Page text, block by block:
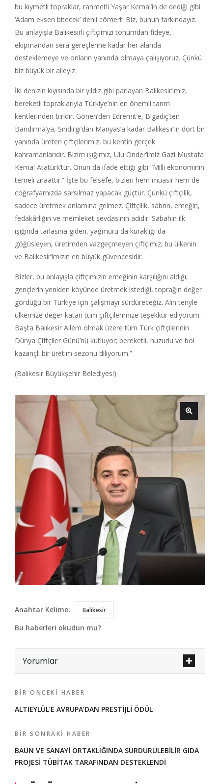
bu kıymetli topraklar, rahmetli Yaşar Kemal’in de dediği gibi
‘Adam eksen bitecek’ denli cömert. Biz, bunun farkındayız.
Bu anlayışla Balıkesirli çiftçimizi tohumdan fideye,
ekipmandan sera gereçlerine kadar her alanda
desteklemeye ve onların yanında olmaya çalışıyoruz. Çünkü
biz büyük bir aileyiz.
İki denizin kıyısında bir yıldız gibi parlayan Balıkesir’imiz,
bereketli topraklarıyla Türkiye’nin en önemli tarım
kentlerinden biridir. Gönen’den Edremit’e, Bigadiç’ten
Bandırma’ya, Sındırgı’dan Manyas’a kadar Balıkesir’in dört bir
yanında üreten çiftçilerimiz, bu kentin gerçek
kahramanlarıdır. Bizim ışığımız, Ulu Önder’imiz Gazi Mustafa
Kemal Atatürk’tür. Onun da ifade ettiği gibi “Milli ekonominin
temeli ziraattır.” İşte bu felsefe, bizleri hem muasır hem de
coğrafyamızda sarsılmaz yapacak güçtür. Çünkü çiftçilik,
sadece üretmek anlamına gelmez. Çiftçilik, sabrın, emeğin,
fedakârlığın ve memleket sevdasının adıdır. Sabahın ilk
ışığında tarlasına giden, yağmuru da kuraklığı da
göğüsleyen, üretimden vazgeçmeyen çiftçimiz; bu ülkenin
ve Balıkesir’imizin en büyük güvencesidir.
Bizler, bu anlayışla çiftçimizin emeğinin karşılığını aldığı,
gençlerin yeniden köyünde üretmek istediği, toprağın değer
gördüğü bir Türkiye için çalışmayı sürdüreceğiz. Alın teriyle
ülkemize değer katan tüm çiftçilerimize teşekkür ediyorum.
Başta Balıkesir Ailem olmak üzere tüm Türk çiftçilerinin
Dünya Çiftçiler Günü’nü kutluyor; bereketli, huzurlu ve bol
kazançlı bir üretim sezonu diliyorum.”
(Balıkesir Büyükşehir Belediyesi)
Anahtar Kelime: Balıkesir
Bu haberleri okudun mu?
Yorumlar
BIR ÖNCEKI HABER
ALTIEYLÜL’E AVRUPA’DAN PRESTİJLİ ÖDÜL
BIR SONRAKI HABER
BAÜN VE SANAYİ ORTAKLIĞINDA SÜRDÜRÜLEBİLİR GIDA
PROJESİ TÜBİTAK TARAFINDAN DESTEKLENDİ